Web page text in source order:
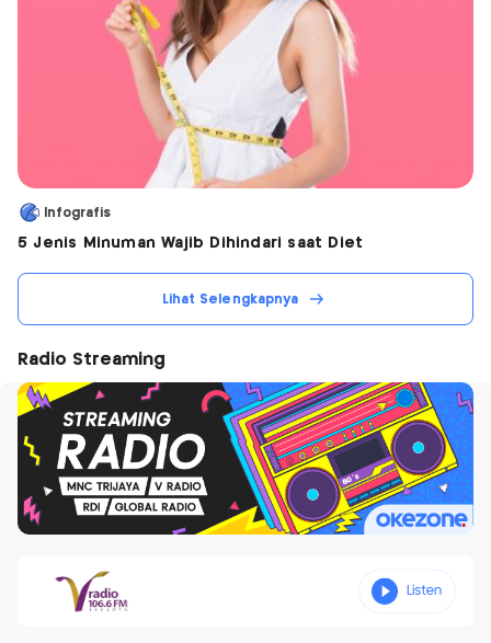
Infografis
5 Jenis Minuman Wajib Dihindari saat Diet
Lihat Selengkapnya
Radio Streaming